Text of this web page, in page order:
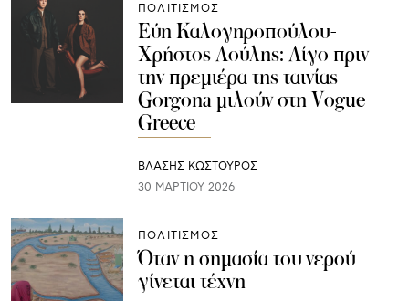
ΠΟΛΙΤΙΣΜΟΣ
Εύη Καλογηροπούλου-
Χρήστος Λούλης: Λίγο πριν
την πρεμιέρα της ταινίας
Gorgona μιλούν στη Vogue
Greece
ΒΛΑΣΗΣ ΚΩΣΤΟΥΡΟΣ
30 ΜΑΡΤΊΟΥ 2026
ΠΟΛΙΤΙΣΜΟΣ
Όταν η σημασία του νερού
γίνεται τέχνη